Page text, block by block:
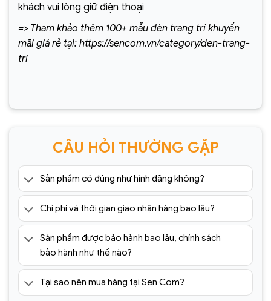
khách vui lòng giữ điện thoại
=> Tham khảo thêm 100+ mẫu đèn trang trí khuyến
mãi giá rẻ tại: https://sencom.vn/category/den-trang-
tri
CÂU HỎI THƯỜNG GẶP
Sản phẩm có đúng như hình đăng không?
Chi phí và thời gian giao nhận hàng bao lâu?
Sản phẩm được bảo hành bao lâu, chính sách
bảo hành như thế nào?
Tại sao nên mua hàng tại Sen Com?